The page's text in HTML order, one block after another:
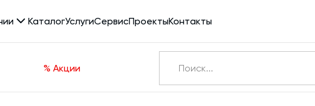
КаталогУслугиСервисПроектыКонтакты
% Акции